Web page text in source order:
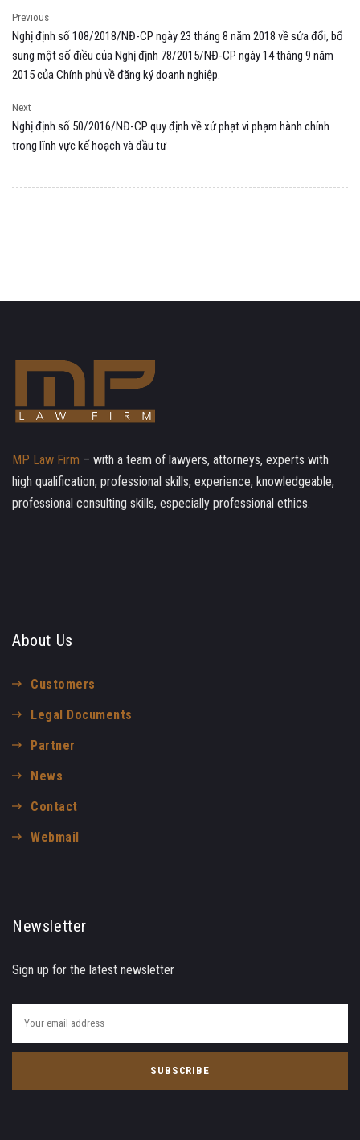
Previous
Nghị định số 108/2018/NĐ-CP ngày 23 tháng 8 năm 2018 về sửa đổi, bổ
sung một số điều của Nghị định 78/2015/NĐ-CP ngày 14 tháng 9 năm
2015 của Chính phủ về đăng ký doanh nghiệp.
Next
Nghị định số 50/2016/NĐ-CP quy định về xử phạt vi phạm hành chính
trong lĩnh vực kế hoạch và đầu tư
MP Law Firm – with a team of lawyers, attorneys, experts with
high qualification, professional skills, experience, knowledgeable,
professional consulting skills, especially professional ethics.
About Us
Customers
Legal Documents
Partner
News
Contact
Webmail
Newsletter
Sign up for the latest newsletter